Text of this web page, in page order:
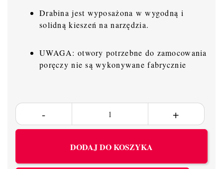
Drabina jest wyposażona w wygodną i
solidną kieszeń na narzędzia.
UWAGA: otwory potrzebne do zamocowania
poręczy nie są wykonywane fabrycznie
DODAJ DO KOSZYKA